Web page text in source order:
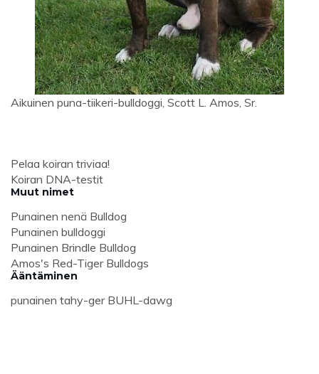
Aikuinen puna-tiikeri-bulldoggi, Scott L. Amos, Sr.
Pelaa koiran triviaa!
Koiran DNA-testit
Muut nimet
Punainen nenä Bulldog
Punainen bulldoggi
Punainen Brindle Bulldog
Amos's Red-Tiger Bulldogs
Ääntäminen
punainen tahy-ger BUHL-dawg